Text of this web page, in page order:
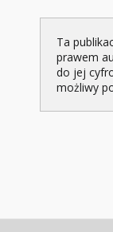
Ta
prawem
do jej
możliwy